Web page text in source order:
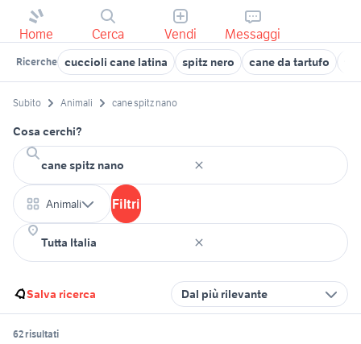
Home Cerca Vendi Messaggi
Ricerche cuccioli cane latina spitz nero cane da tartufo
Subito Animali cane spitz nano
Cosa cerchi?
Animali Filtri
Salva ricerca Dal più rilevante
62 risultati